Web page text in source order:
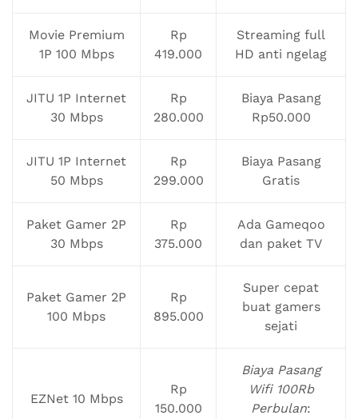
Movie Premium
1P 100 Mbps
Rp
419.000
Streaming full
HD anti ngelag
JITU 1P Internet
30 Mbps
Rp
280.000
Biaya Pasang
Rp50.000
JITU 1P Internet
50 Mbps
Rp
299.000
Biaya Pasang
Gratis
Paket Gamer 2P
30 Mbps
Rp
375.000
Ada Gameqoo
dan paket TV
Paket Gamer 2P
100 Mbps
Rp
895.000
Super cepat
buat gamers
sejati
EZNet 10 Mbps
Rp
150.000
Biaya Pasang
Wifi 100Rb
Perbulan: